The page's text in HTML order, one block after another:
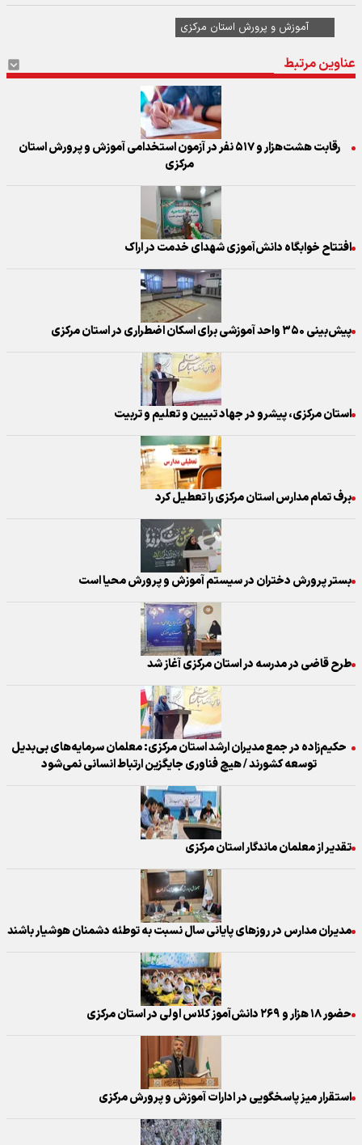
آموزش و پرورش استان مرکزی
عناوین مرتبط
رقابت هشت‌هزار و ۵۱۷ نفر در آزمون استخدامی آموزش و پرورش استان
مرکزی
افتتاح خوابگاه دانش‌آموزی شهدای خدمت در اراک
پیش‌بینی ۳۵۰ واحد آموزشی برای اسکان اضطراری در استان مرکزی
استان مرکزی، پیشرو در جهاد تبیین و تعلیم و تربیت
برف تمام مدارس استان مرکزی را تعطیل کرد
بستر پرورش دختران در سیستم آموزش و پرورش محیا است
طرح قاضی در مدرسه در استان مرکزی آغاز شد
حکیم‌زاده در جمع مدیران ارشد استان مرکزی: معلمان سرمایه‌های بی‌بدیل
توسعه کشورند / هیچ فناوری جایگزین ارتباط انسانی نمی‌شود
تقدیر از معلمان ماندگار استان مرکزی
مدیران مدارس در روزهای پایانی سال نسبت به توطئه دشمنان هوشیار باشند
حضور ۱۸ هزار و ۲۶۹ دانش‌آموز کلاس اولی در استان مرکزی
استقرار میز پاسخگویی در ادارات آموزش و پرورش مرکزی